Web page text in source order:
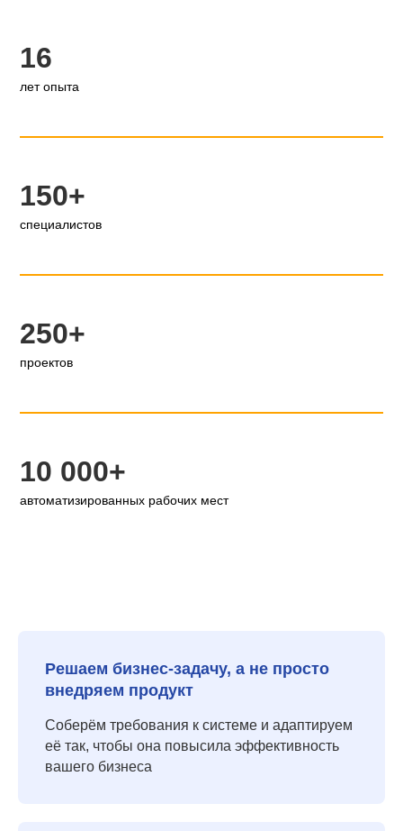
16
лет опыта
150+
специалистов
250+
проектов
10 000+
автоматизированных рабочих мест
Решаем бизнес-задачу, а не просто
внедряем продукт
Соберём требования к системе и адаптируем
её так, чтобы она повысила эффективность
вашего бизнеса